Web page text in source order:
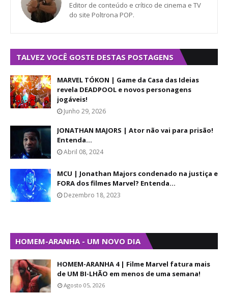
Editor de conteúdo e crítico de cinema e TV
do site Poltrona POP.
TALVEZ VOCÊ GOSTE DESTAS POSTAGENS
MARVEL TÓKON | Game da Casa das Ideias
revela DEADPOOL e novos personagens
jogáveis!
Junho 29, 2026
JONATHAN MAJORS | Ator não vai para prisão!
Entenda...
Abril 08, 2024
MCU | Jonathan Majors condenado na justiça e
FORA dos filmes Marvel? Entenda...
Dezembro 18, 2023
HOMEM-ARANHA - UM NOVO DIA
HOMEM-ARANHA 4 | Filme Marvel fatura mais
de UM BI-LHÃO em menos de uma semana!
Agosto 05, 2026